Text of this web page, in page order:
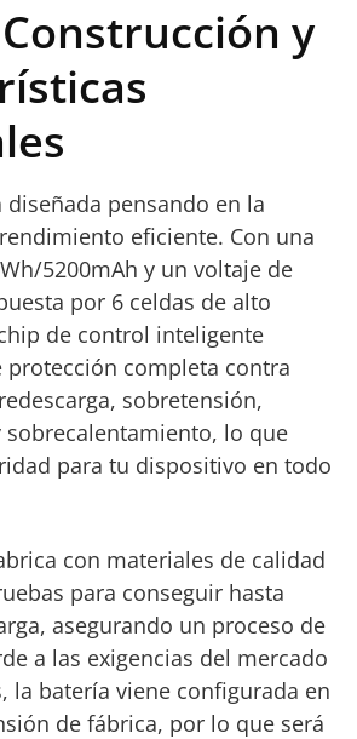
y
diseñada pensando en la
eficiente. Con una
5200mAh y un voltaje de
por 6 celdas de alto
de control inteligente
protección completa contra
sobretensión,
lo que
para tu dispositivo en todo
con materiales de calidad
para conseguir hasta
asegurando un proceso de
a las exigencias del mercado
la batería viene configurada en
de fábrica, por lo que será